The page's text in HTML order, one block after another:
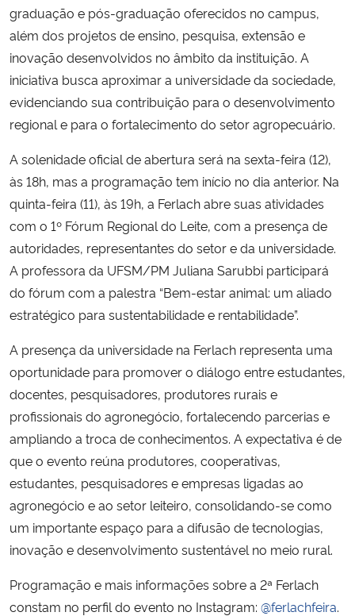
Banco Central do Brasil
Planalto
graduação e pós-graduação oferecidos no campus,
além dos projetos de ensino, pesquisa, extensão e
inovação desenvolvidos no âmbito da instituição. A
iniciativa busca aproximar a universidade da sociedade,
evidenciando sua contribuição para o desenvolvimento
regional e para o fortalecimento do setor agropecuário.
A solenidade oficial de abertura será na sexta-feira (12),
às 18h, mas a programação tem início no dia anterior. Na
quinta-feira (11), às 19h, a Ferlach abre suas atividades
com o 1º Fórum Regional do Leite, com a presença de
autoridades, representantes do setor e da universidade.
A professora da UFSM/PM Juliana Sarubbi participará
do fórum com a palestra “Bem-estar animal: um aliado
estratégico para sustentabilidade e rentabilidade”.
A presença da universidade na Ferlach representa uma
oportunidade para promover o diálogo entre estudantes,
docentes, pesquisadores, produtores rurais e
profissionais do agronegócio, fortalecendo parcerias e
ampliando a troca de conhecimentos. A expectativa é de
que o evento reúna produtores, cooperativas,
estudantes, pesquisadores e empresas ligadas ao
agronegócio e ao setor leiteiro, consolidando-se como
um importante espaço para a difusão de tecnologias,
inovação e desenvolvimento sustentável no meio rural.
Programação e mais informações sobre a 2ª Ferlach
constam no perfil do evento no Instagram: @ferlachfeira.